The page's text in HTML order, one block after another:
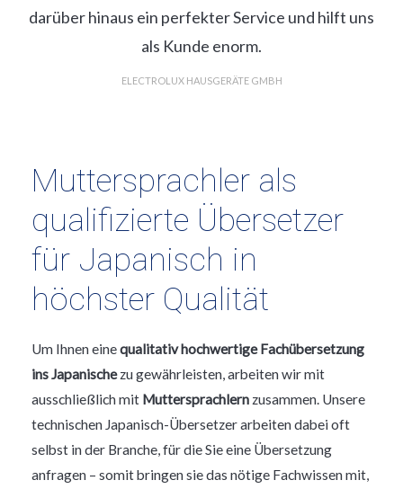
darüber hinaus ein perfekter Service und hilft uns
als Kunde enorm.
ELECTROLUX HAUSGERÄTE GMBH
Muttersprachler als
qualifizierte Übersetzer
für Japanisch in
höchster Qualität
Um Ihnen einequalitativ hochwertige Fachübersetzung
ins Japanischezu gewährleisten, arbeiten wir mit
ausschließlich mit Muttersprachlernzusammen. Unsere
technischen Japanisch-Übersetzer arbeiten dabei oft
selbst in der Branche, für die Sie eine Übersetzung
anfragen – somit bringen sie das nötige Fachwissen mit,